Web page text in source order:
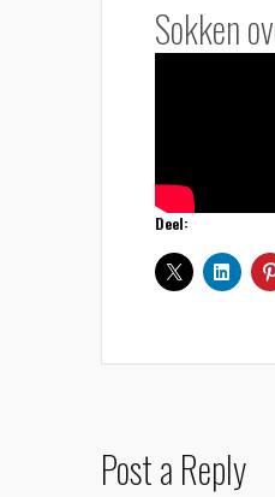
Sokken
Deel:
Post a Reply